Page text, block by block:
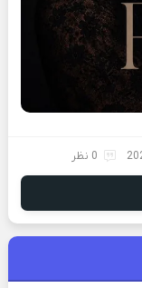
0 نظر